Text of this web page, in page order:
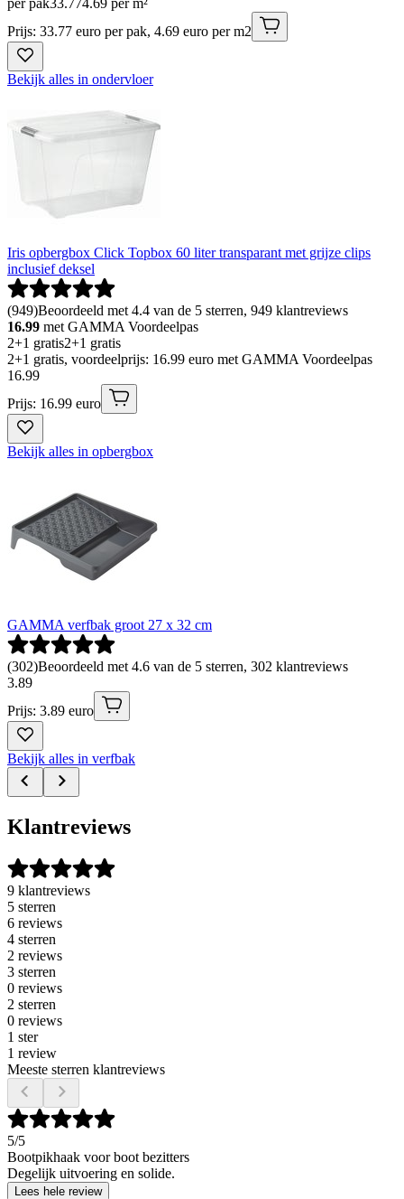
per pak33.774.69 per m²
Prijs: 33.77 euro per pak, 4.69 euro per m2
Bekijk alles in ondervloer
Iris opbergbox Click Topbox 60 liter transparant met grijze clips
inclusief deksel
(949)Beoordeeld met 4.4 van de 5 sterren, 949 klantreviews
16.99 met GAMMA Voordeelpas
2+1 gratis2+1 gratis
2+1 gratis, voordeelprijs: 16.99 euro met GAMMA Voordeelpas
16.99
Prijs: 16.99 euro
Bekijk alles in opbergbox
GAMMA verfbak groot 27 x 32 cm
(302)Beoordeeld met 4.6 van de 5 sterren, 302 klantreviews
3.89
Prijs: 3.89 euro
Bekijk alles in verfbak
Klantreviews
9 klantreviews
5 sterren
6 reviews
4 sterren
2 reviews
3 sterren
0 reviews
2 sterren
0 reviews
1 ster
1 review
Meeste sterren klantreviews
5/5
Bootpikhaak voor boot bezitters
Degelijk uitvoering en solide.
Lees hele review